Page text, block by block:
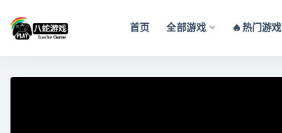
首页 全部游戏 🔥热门游戏